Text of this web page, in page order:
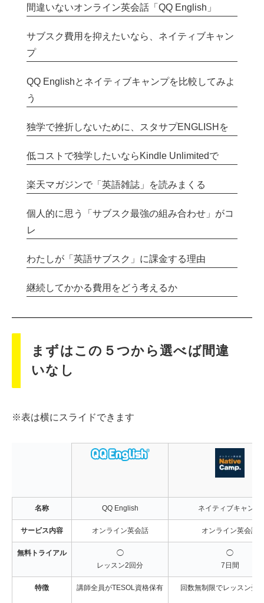
間違いないオンライン英会話「QQ English」
サブスク費用を抑えたいなら、ネイティブキャン
プ
QQ Englishとネイティブキャンプを比較してみよ
う
独学で挫折しないために、スタサプENGLISHを
低コストで独学したいならKindle Unlimitedで
楽天マガジンで「英語雑誌」を読みまくる
個人的に思う「サブスク最強の組み合わせ」がコ
レ
わたしが「英語サブスク」に課金する理由
継続してかかる費用をどう考えるか
まずはこの５つから選べば間違
いなし
※表は横にスライドできます
名称 QQ English ネイティブキャンプ
サービス内容 オンライン英会話 オンライン英会話
無料トライアル
◯
レッスン2回分
◯
7日間
特徴 講師全員がTESOL資格保有 回数無制限でレッスン受